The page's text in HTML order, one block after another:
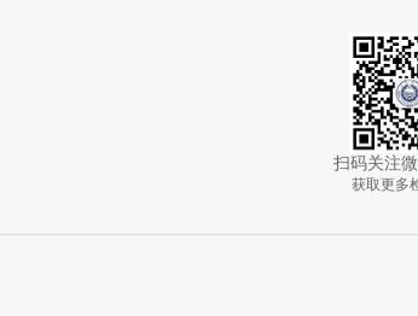
扫码关注
获取更多